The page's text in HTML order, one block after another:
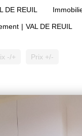
DE REUIL
VAL DE REUIL
-/+ Prix +/-